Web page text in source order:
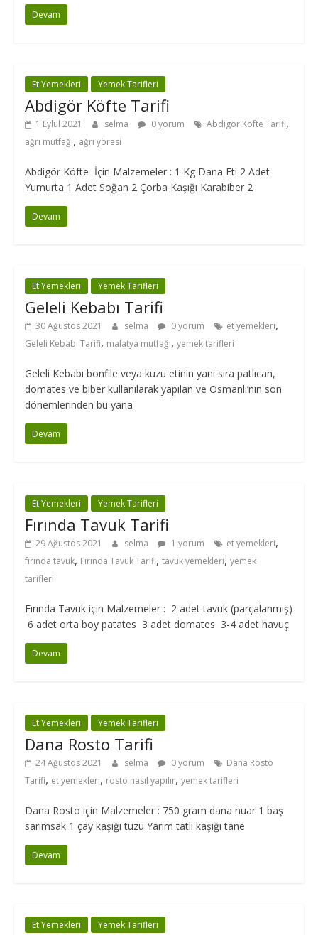
Devam
Et Yemekleri Yemek Tarifleri
Abdigör Köfte Tarifi
1 Eylül 2021 selma 0 yorum Abdigör Köfte Tarifi,
ağrı mutfağı, ağrı yöresi
Abdigör Köfte İçin Malzemeler : 1 Kg Dana Eti 2 Adet
Yumurta 1 Adet Soğan 2 Çorba Kaşığı Karabiber 2
Devam
Et Yemekleri Yemek Tarifleri
Geleli Kebabı Tarifi
30 Ağustos 2021 selma 0 yorum et yemekleri,
Geleli Kebabı Tarifi, malatya mutfağı, yemek tarifleri
Geleli Kebabı bonfile veya kuzu etinin yanı sıra patlıcan,
domates ve biber kullanılarak yapılan ve Osmanlı’nın son
dönemlerinden bu yana
Devam
Et Yemekleri Yemek Tarifleri
Fırında Tavuk Tarifi
29 Ağustos 2021 selma 1 yorum et yemekleri,
fırında tavuk, Fırında Tavuk Tarifi, tavuk yemekleri, yemek
tarifleri
Fırında Tavuk için Malzemeler : 2 adet tavuk (parçalanmış)
6 adet orta boy patates 3 adet domates 3-4 adet havuç
Devam
Et Yemekleri Yemek Tarifleri
Dana Rosto Tarifi
24 Ağustos 2021 selma 0 yorum
Dana Rosto
Tarifi, et yemekleri, rosto nasıl yapılır, yemek tarifleri
Dana Rosto için Malzemeler : 750 gram dana nuar 1 baş
sarımsak 1 çay kaşığı tuzu Yarım tatlı kaşığı tane
Devam
Et Yemekleri Yemek Tarifleri